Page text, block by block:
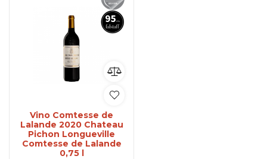
Vino Comtesse de
Lalande 2020 Chateau
Pichon Longueville
Comtesse de Lalande
0,75 l